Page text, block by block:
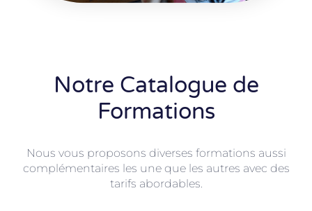
Notre Catalogue de
Formations
Nous vous proposons diverses formations aussi
complémentaires les une que les autres avec des
tarifs abordables.